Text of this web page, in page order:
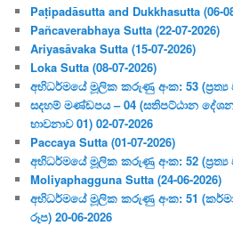
Paṭipadāsutta and Dukkhasutta (06-
Pañcaverabhaya Sutta (22-07-2026)
Ariyasāvaka Sutta (15-07-2026)
Loka Sutta (08-07-2026)
අභිධර්මයේ මූලික කරුණු අංක: 53 (ප්‍ර‍ත්‍ය
සදහම් මණ්ඩපය – 04 (සතිපට්ඨාන
භාවනාව 01) 02-07-2026
Paccaya Sutta (01-07-2026)
අභිධර්මයේ මූලික කරුණු අංක: 52 (ප්‍ර‍ත්‍ය
Moliyaphagguna Sutta (24-06-2026)
අභිධර්මයේ මූලික කරුණු අංක: 51
රූප) 20-06-2026